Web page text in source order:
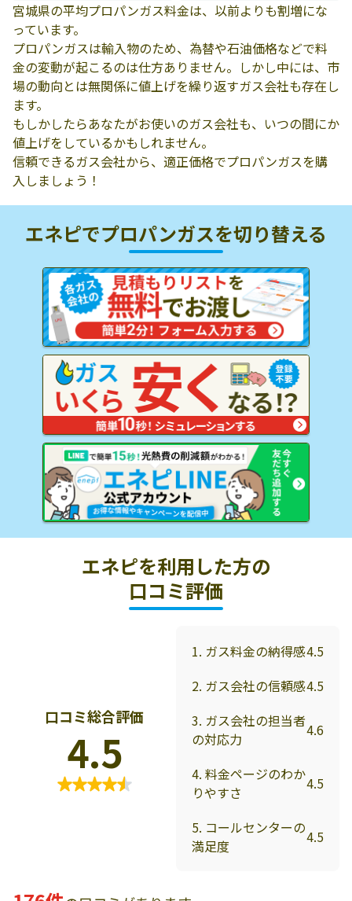
宮城県の平均プロパンガス料金は、以前よりも割増にな
っています。
プロパンガスは輸入物のため、為替や石油価格などで料
金の変動が起こるのは仕方ありません。しかし中には、市
場の動向とは無関係に値上げを繰り返すガス会社も存在し
ます。
もしかしたらあなたがお使いのガス会社も、いつの間にか
値上げをしているかもしれません。
信頼できるガス会社から、適正価格でプロパンガスを購
入しましょう！
エネピでプロパンガスを切り替える
エネピを利用した方の
口コミ評価
口コミ総合評価
4.5
1. ガス料金の納得感4.5
2. ガス会社の信頼感4.5
3. ガス会社の担当者
の対応力
4.6
4. 料金ページのわか
りやすさ
4.5
5. コールセンターの
満足度
4.5